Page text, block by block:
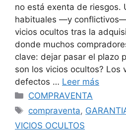
no está exenta de riesgos.
habituales —y
vicios ocultos tras la
donde muchos
clave: dejar pasar el plazo
son los vicios ocultos? Los
defectos … Leer más
Categorías
COMPRAVENTA
Etiquetas
compraventa,
VICIOS OCULTOS